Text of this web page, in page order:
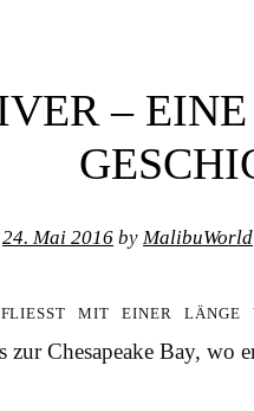
–
24. Mai 2016 by MalibuWorld
fliesst mit einer
zur Chesapeake Bay, wo